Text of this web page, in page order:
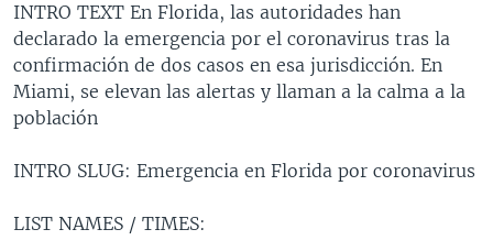
INTRO TEXT En Florida, las autoridades han
declarado la emergencia por el coronavirus tras la
confirmación de dos casos en esa jurisdicción. En
Miami, se elevan las alertas y llaman a la calma a la
población
INTRO SLUG: Emergencia en Florida por coronavirus
LIST NAMES / TIMES: